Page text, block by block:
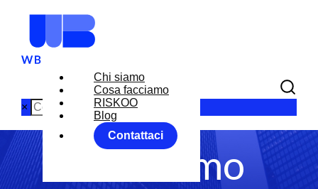
Chi siamo
Cosa facciamo
RISKOO
Blog
Contattaci
×
Chi siamo